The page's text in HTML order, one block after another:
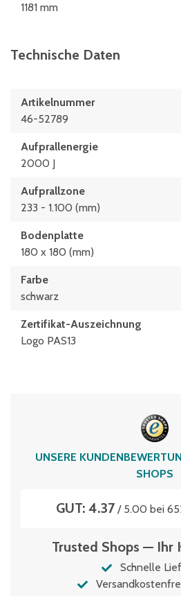
1181 mm
Technische Daten
Artikelnummer
46-52789
Aufprallenergie
2000 J
Aufprallzone
233 - 1.100 (mm)
Bodenplatte
180 x 180 (mm)
Farbe
schwarz
Zertifikat-Auszeichnung
Logo PAS13
UNSERE
SHOPS
GUT: 4.37 / 5.00 bei
Trusted Shops — Ihr
Schnelle